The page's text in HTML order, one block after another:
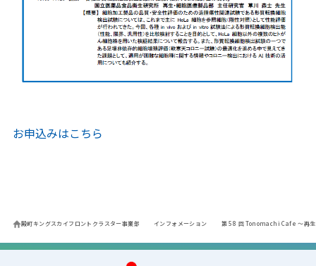
お申込みはこちら
殿町キングスカイフロントクラスター事業部 インフォメーション 第 58 回 Tonomachi Cafe ～再生